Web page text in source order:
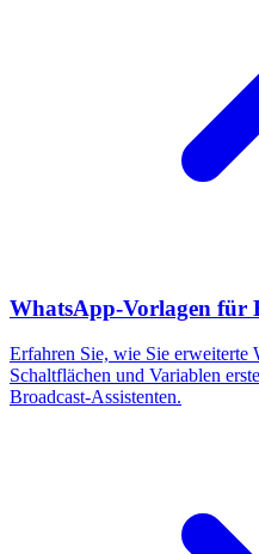
WhatsApp-Vorlagen für
Erfahren Sie, wie Sie
Schaltflächen und Variablen
Broadcast-Assistenten.